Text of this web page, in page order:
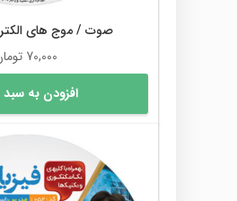
صوت / موج های
70,000
افزودن به